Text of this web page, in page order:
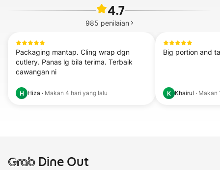
4.7
985 penilaian
Packaging mantap. Cling wrap dgn
cutlery. Panas lg bila terima. Terbaik
cawangan ni
H Hiza · Makan 4 hari yang lalu
Big portion and
K Khairul · Makan
GrabDine Out